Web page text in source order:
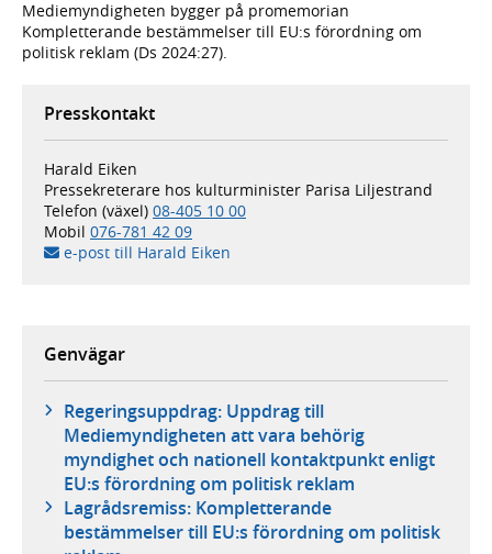
Mediemyndigheten bygger på promemorian
Kompletterande bestämmelser till EU:s förordning om
politisk reklam (Ds 2024:27).
Presskontakt
Harald Eiken
Pressekreterare hos kulturminister Parisa Liljestrand
Telefon (växel) 08-405 10 00
Mobil 076-781 42 09
e-post till Harald Eiken
Genvägar
Regeringsuppdrag: Uppdrag till
Mediemyndigheten att vara behörig
myndighet och nationell kontaktpunkt enligt
EU:s förordning om politisk reklam
Lagrådsremiss: Kompletterande
bestämmelser till EU:s förordning om politisk